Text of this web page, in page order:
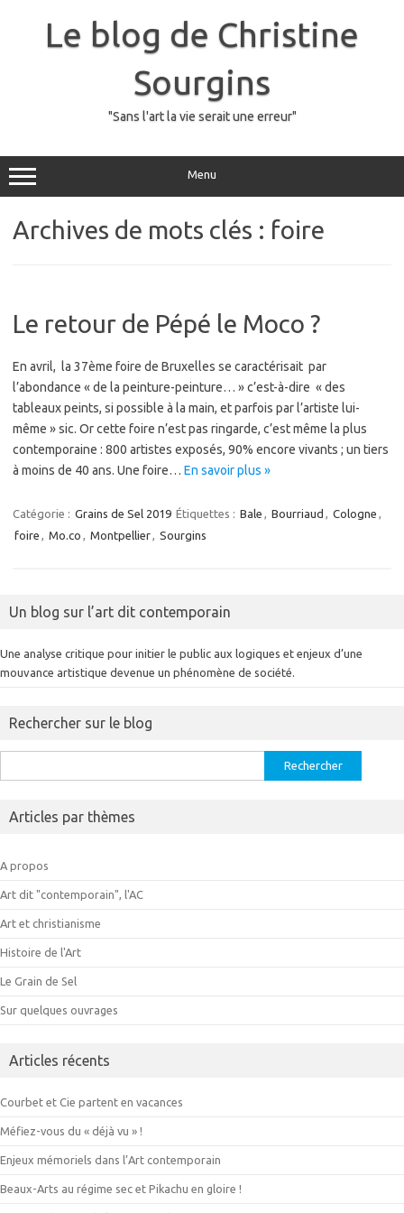
Le blog de Christine
Sourgins
"Sans l'art la vie serait une erreur"
Menu
Archives de mots clés : foire
Le retour de Pépé le Moco ?
En avril, la 37ème foire de Bruxelles se caractérisait par
l’abondance « de la peinture-peinture… » c’est-à-dire « des
tableaux peints, si possible à la main, et parfois par l’artiste lui-
même » sic. Or cette foire n’est pas ringarde, c’est même la plus
contemporaine : 800 artistes exposés, 90% encore vivants ; un tiers
à moins de 40 ans. Une foire… En savoir plus »
Catégorie : Grains de Sel 2019 Étiquettes : Bale , Bourriaud , Cologne ,
foire , Mo.co , Montpellier, Sourgins
Un blog sur l’art dit contemporain
Une analyse critique pour initier le public aux logiques et enjeux d’une
mouvance artistique devenue un phénomène de société.
Rechercher sur le blog
Articles par thèmes
A propos
Art dit "contemporain", l'AC
Art et christianisme
Histoire de l'Art
Le Grain de Sel
Sur quelques ouvrages
Articles récents
Courbet et Cie partent en vacances
Méfiez-vous du « déjà vu » !
Enjeux mémoriels dans l’Art contemporain
Beaux-Arts au régime sec et Pikachu en gloire !